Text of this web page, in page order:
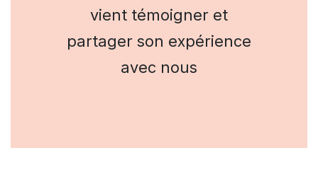
vient témoigner et
partager son expérience
avec nous